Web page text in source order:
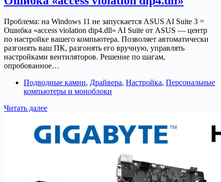
Catalyst
не
видит
дискретную
видеокарту
Проблема: на Windows 11 не запускается ASUS AI Suite 3 =
Ошибка «access violation dip4.dll« AI Suite от ASUS — центр
по настройке вашего компьютера. Позволяет автоматически
разгонять ваш ПК, разгонять его вручную, управлять
настройками вентиляторов. Решение по шагам,
опробованное…
Подводные камни, Драйвера, Настройка, Персональные
компьютеры и моноблоки
Читать далееWindows
+
ASUS
AI